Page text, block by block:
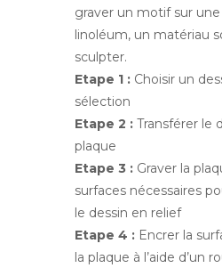
graver un motif sur
linoléum, un matériau
sculpter.
Etape 1 : Choisir un
sélection
Etape 2 : Transférer le
plaque
Etape 3 : Graver la
surfaces nécessaires
le dessin en relief
Etape 4 : Encrer la
la plaque à l’aide d’un